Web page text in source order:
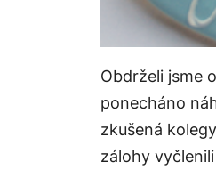
Obdrželi jsme
ponecháno
zkušená
zálohy